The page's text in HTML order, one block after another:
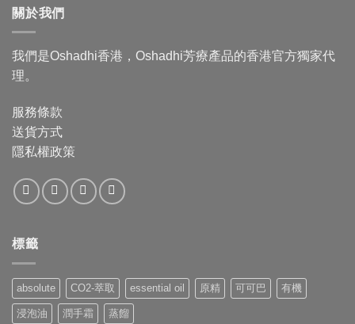
關於我們
我們是Oshadhi香港，Oshadhi芳療產品的香港官方獨家代
理。
服務條款
送貨方式
隱私權政策
標籤
absolute CO2-萃取 essential oil 原精 可可巴 有機
浸泡油 潤手霜 蒸餾